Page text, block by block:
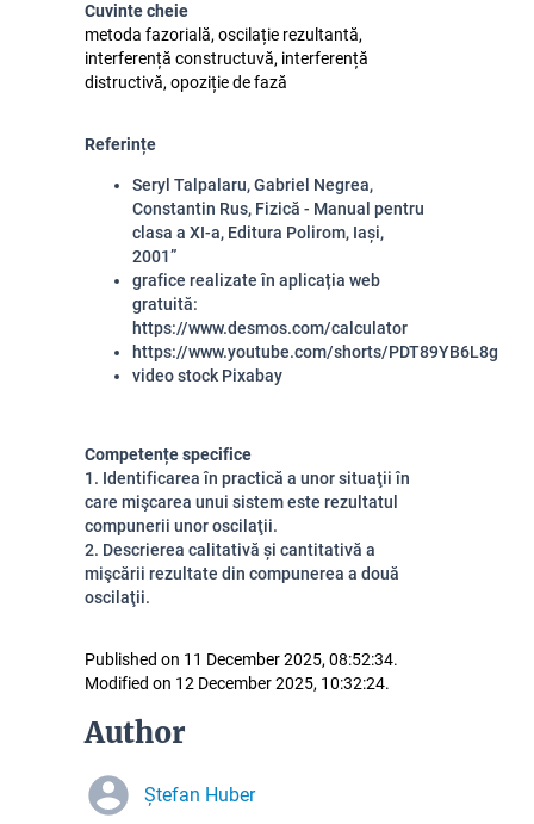
Cuvinte cheie
metoda fazorială, oscilație rezultantă,
interferență constructuvă, interferență
distructivă, opoziție de fază
Referințe
Seryl Talpalaru, Gabriel Negrea,
Constantin Rus, Fizică - Manual pentru
clasa a XI-a, Editura Polirom, Iași,
2001”
grafice realizate în aplicația web
gratuită:
https://www.desmos.com/calculator
https://www.youtube.com/shorts/PDT89YB6L8g
video stock Pixabay
Competențe specifice
1. Identificarea în practică a unor situaţii în
care mişcarea unui sistem este rezultatul
compunerii unor oscilaţii.
2. Descrierea calitativă și cantitativă a
mişcării rezultate din compunerea a două
oscilaţii.
Published on 11 December 2025, 08:52:34.
Modified on 12 December 2025, 10:32:24.
Author
Ștefan Huber